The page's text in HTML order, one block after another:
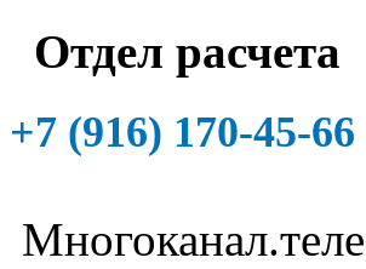
Отдел расчета
+7 (916) 170-45-66